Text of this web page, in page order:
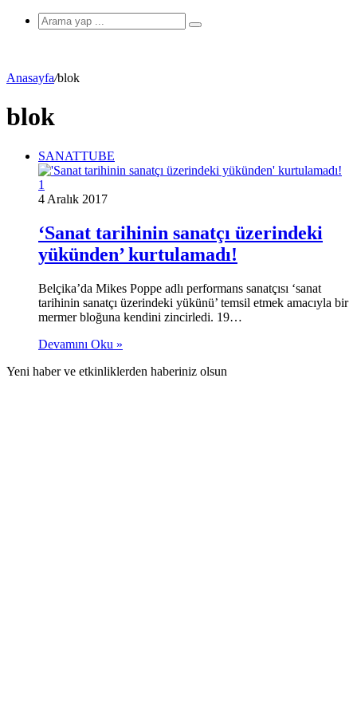
Arama
Anasayfa/blok
blok
SANATTUBE
4 Aralık 2017
‘Sanat tarihinin sanatçı üzerindeki
yükünden’ kurtulamadı!
Belçika’da Mikes Poppe adlı performans sanatçısı ‘sanat
tarihinin sanatçı üzerindeki yükünü’ temsil etmek amacıyla bir
mermer bloğuna kendini zincirledi. 19…
Devamını Oku »
Yeni haber ve etkinliklerden haberiniz olsun